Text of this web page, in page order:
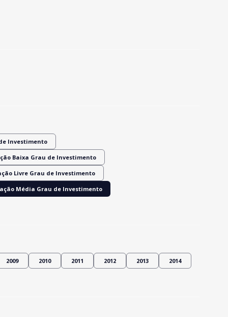
Investimento
Baixa Grau de Investimento
Livre Grau de Investimento
Média Grau de Investimento
2009 2010 2011 2012 2013 2014